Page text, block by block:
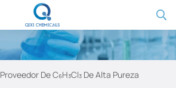
Proveedor De C₆H₃Cl₃ De Alta Pureza